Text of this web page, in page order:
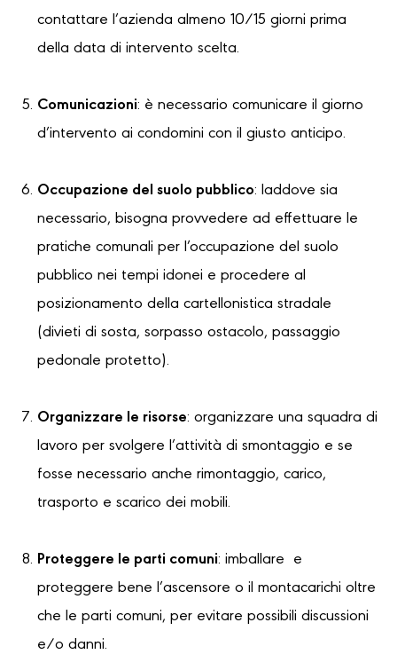
contattare l’azienda almeno 10/15 giorni prima
della data di intervento scelta.
Comunicazioni: è necessario comunicare il giorno
d’intervento ai condomini con il giusto anticipo.
Occupazione del suolo pubblico: laddove sia
necessario, bisogna provvedere ad effettuare le
pratiche comunali per l’occupazione del suolo
pubblico nei tempi idonei e procedere al
posizionamento della cartellonistica stradale
(divieti di sosta, sorpasso ostacolo, passaggio
pedonale protetto).
Organizzare le risorse: organizzare una squadra di
lavoro per svolgere l’attività di smontaggio e se
fosse necessario anche rimontaggio, carico,
trasporto e scarico dei mobili.
Proteggere le parti comuni: imballare e
proteggere bene l’ascensore o il montacarichi oltre
che le parti comuni, per evitare possibili discussioni
e/o danni.